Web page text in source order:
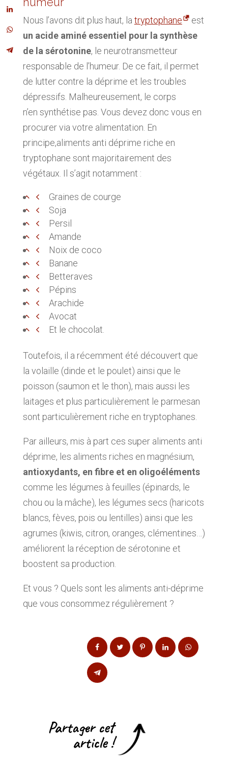
Nous l’avons dit plus haut, la tryptophane
est
un acide aminé essentiel pour la synthèse
de la sérotonine, le neurotransmetteur
responsable de l’humeur. De ce fait, il permet
de lutter contre la déprime et les troubles
dépressifs. Malheureusement, le corps
n’en synthétise pas. Vous devez donc vous en
procurer via votre alimentation. En
principe,aliments anti déprime riche en
tryptophane sont majoritairement des
végétaux. Il s’agit notamment :
Graines de courge
Soja
Persil
Amande
Noix de coco
Banane
Betteraves
Pépins
Arachide
Avocat
Et le chocolat.
Toutefois, il a récemment été découvert que
la volaille (dinde et le poulet) ainsi que le
poisson (saumon et le thon), mais aussi les
laitages et plus particulièrement le parmesan
sont particulièrement riche en tryptophanes.
Par ailleurs, mis à part ces super aliments anti
déprime, les aliments riches en magnésium,
antioxydants, en fibre et en oligoéléments
comme les légumes à feuilles (épinards, le
chou ou la mâche), les légumes secs (haricots
blancs, fèves, pois ou lentilles) ainsi que les
agrumes (kiwis, citron, oranges, clémentines…)
améliorent la réception de sérotonine et
boostent sa production.
Et vous ? Quels sont les aliments anti-déprime
que vous consommez régulièrement ?
Partager cet
article !